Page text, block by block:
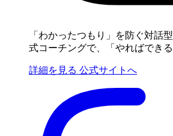
「わかったつもり」を防ぐ対話
式コーチングで、「やればでき
詳細を見る 公式サイトへ